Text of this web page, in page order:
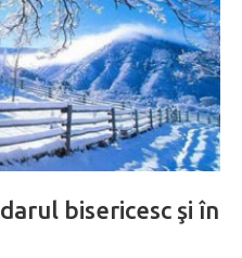
bisericesc şi în